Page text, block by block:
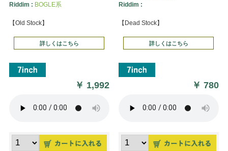
Riddim : BOGLE系
【Old Stock】
詳しくはこちら
￥ 1,992
Riddim :
【Dead Stock】
詳しくはこちら
￥780